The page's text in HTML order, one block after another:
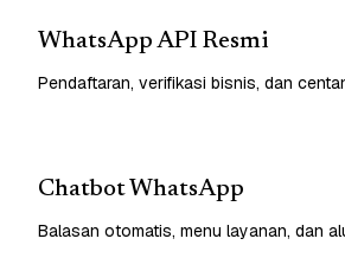
WhatsApp API Resmi
Pendaftaran, verifikasi bisnis, dan
Chatbot WhatsApp
Balasan otomatis, menu layanan, dan